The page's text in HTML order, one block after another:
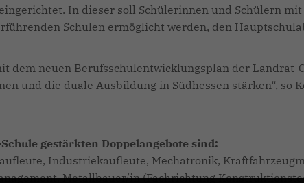
In dieser soll Schülerinnen und Schülern
Schulen ermöglicht werden, den
dem neuen Berufsschulentwicklungsplan der Landrat-
und die duale Ausbildung in Südhessen stärken“, so
gestärkten Doppelangebote sind:
Industriekaufleute, Mechatronik,
Metallbauer/in (Fachrichtung